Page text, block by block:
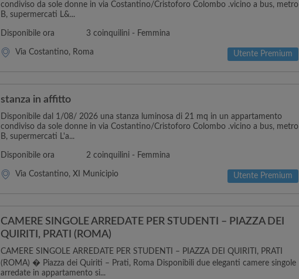
condiviso da sole donne in via Costantino/Cristoforo Colombo .vicino a bus, metro
B, supermercati L&...
Disponibile ora 3 coinquilini - Femmina
Via Costantino, Roma Utente Premium
stanza in affitto
Disponibile dal 1/08/ 2026 una stanza luminosa di 21 mq in un appartamento
condiviso da sole donne in via Costantino/Cristoforo Colombo .vicino a bus, metro
B, supermercati L'a...
Disponibile ora 2 coinquilini - Femmina
Via Costantino, XI Municipio Utente Premium
CAMERE SINGOLE ARREDATE PER STUDENTI – PIAZZA DEI
QUIRITI, PRATI (ROMA)
CAMERE SINGOLE ARREDATE PER STUDENTI – PIAZZA DEI QUIRITI, PRATI
(ROMA) � Piazza dei Quiriti – Prati, Roma Disponibili due eleganti camere singole
arredate in appartamento si...